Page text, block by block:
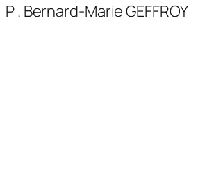
P . Bernard-Marie GEFFROY